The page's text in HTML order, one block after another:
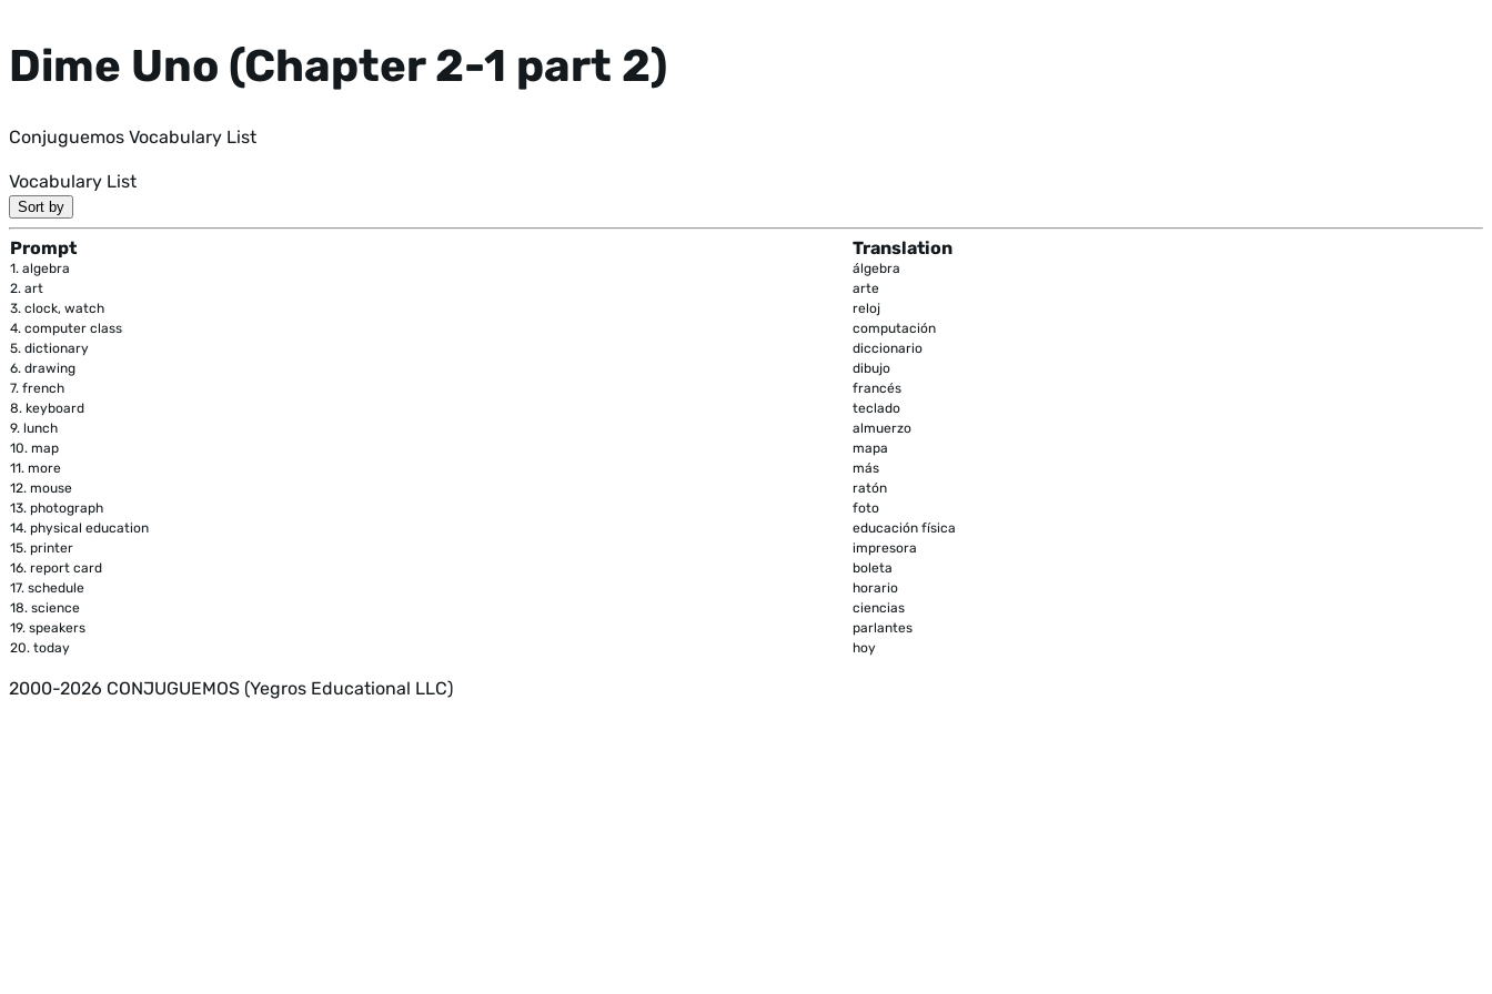
Dime Uno (Chapter 2-1 part 2)
Conjuguemos Vocabulary List
Vocabulary List
Sort by
Prompt Translation
1. algebra
álgebra
2. art
arte
3. clock, watch
reloj
4. computer class
computación
5. dictionary
diccionario
6. drawing
dibujo
7. french
francés
8. keyboard
teclado
9. lunch
almuerzo
10. map
mapa
11. more
más
12. mouse
ratón
13. photograph
foto
14. physical education
educación física
15. printer
impresora
16. report card
boleta
17. schedule
horario
18. science
ciencias
19. speakers
parlantes
20. today hoy
2000-2026 CONJUGUEMOS (Yegros Educational LLC)